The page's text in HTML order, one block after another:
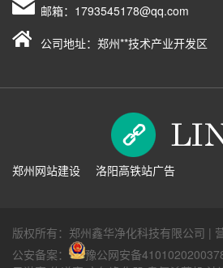
邮箱： 1793545178@qq.com
公司地址：郑州**技术产业开发区
郑州网站建设 洛阳高铁站广告
版权所有：郑州鑫华净化科技有限公司 |
公安备案：
豫公网安备